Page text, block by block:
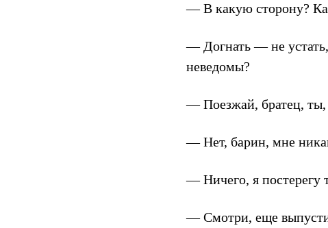
— В какую сторону?
— Догнать — не устать,
неведомы?
— Поезжай, братец,
— Нет, барин, мне
— Ничего, я постерегу
— Смотри, еще